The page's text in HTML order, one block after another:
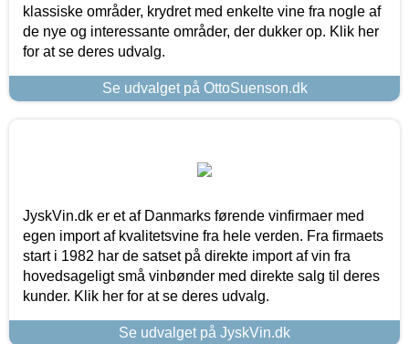
klassiske områder, krydret med enkelte vine fra nogle af
de nye og interessante områder, der dukker op. Klik her
for at se deres udvalg.
Se udvalget på OttoSuenson.dk
JyskVin.dk er et af Danmarks førende vinfirmaer med
egen import af kvalitetsvine fra hele verden. Fra firmaets
start i 1982 har de satset på direkte import af vin fra
hovedsageligt små vinbønder med direkte salg til deres
kunder. Klik her for at se deres udvalg.
Se udvalget på JyskVin.dk